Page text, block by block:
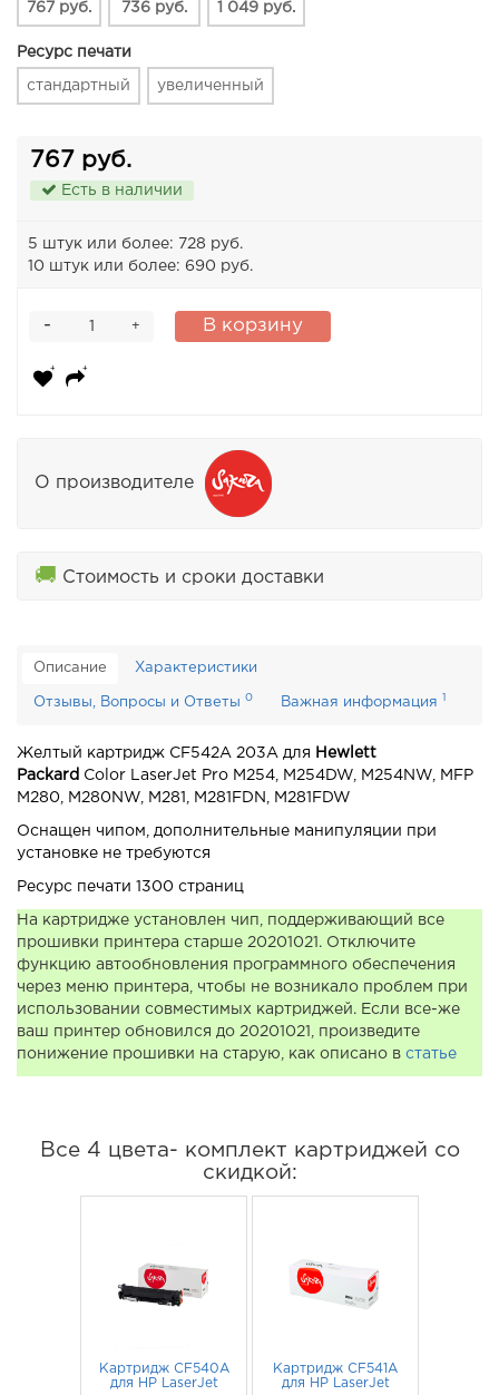
767 руб. 736 руб. 1 049 руб.
Ресурс печати
стандартный увеличенный
767 руб.
Есть в наличии
5 штук или более: 728 руб.
10 штук или более: 690 руб.
+
- В корзину
О производителе
🚚 Стоимость и сроки доставки
Описание Характеристики
Отзывы, Вопросы и Ответы 0 Важная информация
Желтый картридж CF542A 203A для
Hewlett
Packard Color
LaserJet Pro M254, M254DW, M254NW, MFP
M280, M280NW, M281, M281FDN, M281FDW
Оснащен чипом, дополнительные манипуляции при
установке не требуются
Ресурс печати 1300 страниц
На картридже установлен чип, поддерживающий все
прошивки принтера старше 20201021. Отключите
функцию автообновления программного обеспечения
через меню принтера, чтобы не возникало проблем при
использовании совместимых картриджей. Если все-же
ваш принтер обновился до 20201021, произведите
понижение прошивки на старую, как описано в статье
Все 4 цвета- комплект картриджей со
скидкой:
Картридж CF540A
для HP LaserJet
Картридж CF541A
для HP LaserJet